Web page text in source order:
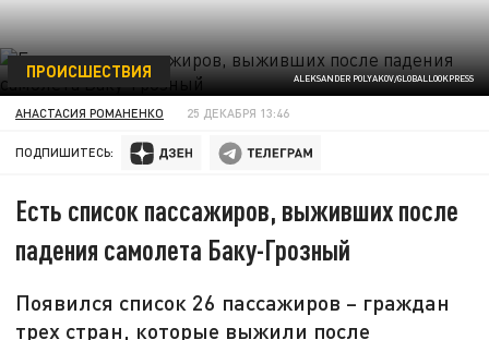
ALEKSANDER POLYAKOV/GLOBALLOOKPRESS
ПРОИСШЕСТВИЯ
АНАСТАСИЯ РОМАНЕНКО 25 ДЕКАБРЯ 13:46
ПОДПИШИТЕСЬ:
Есть список пассажиров, выживших после
падения самолета Баку-Грозный
Появился список 26 пассажиров – граждан
трех стран, которые выжили после